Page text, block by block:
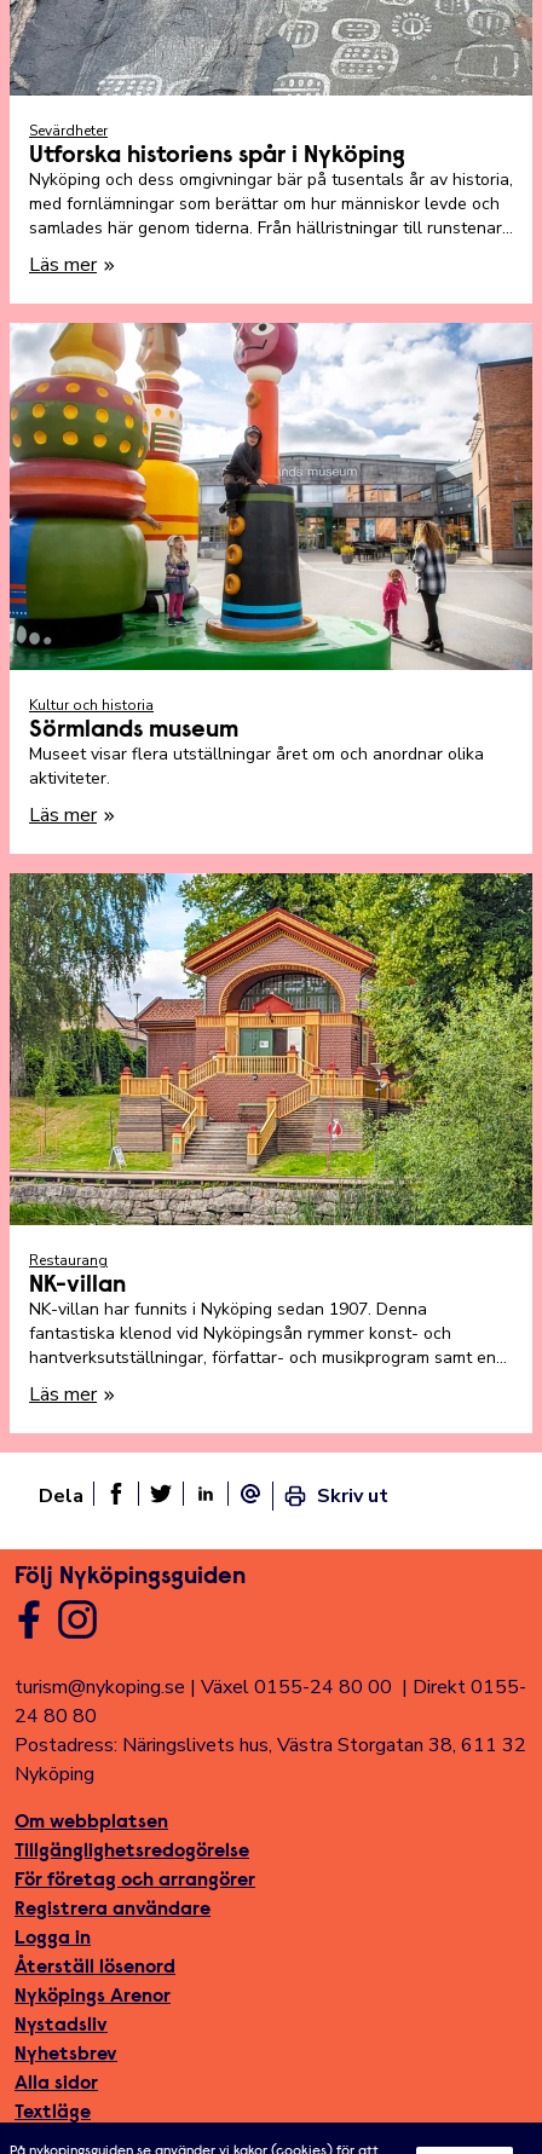
Sevärdheter
Utforska historiens spår i Nyköping
Nyköping och dess omgivningar bär på tusentals år av historia,
med fornlämningar som berättar om hur människor levde och
samlades här genom tiderna. Från hällristningar till runstenar
finns det mycket att upptäcka för den som vill göra en tidsresa
till det förflutna.
Läs mer
Kultur och historia
Sörmlands museum
Museet visar flera utställningar året om och anordnar olika
aktiviteter.
Läs mer
Restaurang
NK-villan
NK-villan har funnits i Nyköping sedan 1907. Denna
fantastiska klenod vid Nyköpingsån rymmer konst- och
hantverksutställningar, författar- och musikprogram samt en
lunchrestaurang.
Läs mer
Dela
Dela sidan på Facebook
E-post
Skriv ut
Följ Nyköpingsguiden
turism@nykoping.se | Växel 0155-24 80 00 | Direkt 0155-
24 80 80
Postadress: Näringslivets hus, Västra Storgatan 38, 611 32
Nyköping
Om webbplatsen
Tillgänglighetsredogörelse
För företag och arrangörer
Registrera användare
Logga in
Återställ lösenord
Nyköpings Arenor
Nystadsliv
Nyhetsbrev
Alla sidor
Textläge